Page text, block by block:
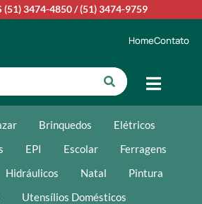
(51) 3474-4850/(51) 3474-9759
HomeContato
Brinquedos
Elétricos
EPI Escolar
Ferragens
Hidráulicos Natal
Pintura
Utensílios Domésticos